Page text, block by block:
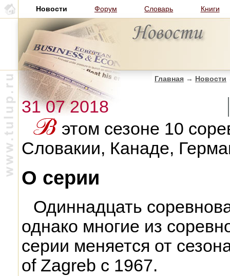
Новости Форум Словарь Книги
Главная → Новости
31 07 2018
этом сезоне 10
Словакии, Канаде,
О серии
Одиннадцать
однако многие из
серии меняется от
of Zagreb с 1967.